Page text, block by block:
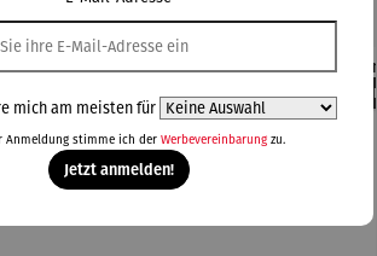
Derzeit vergriffen
30% gespart
mich am meisten für
Anmeldung stimme ich der Werbevereinbarungzu.
Jetzt anmelden!